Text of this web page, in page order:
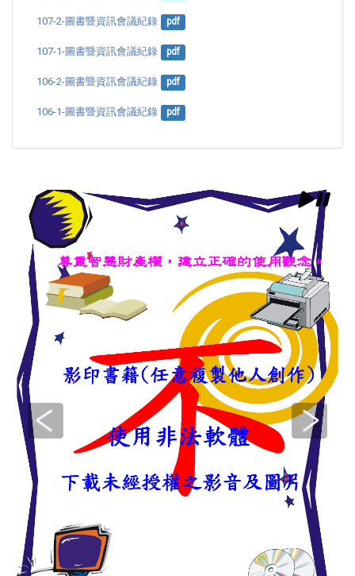
107-2-圖書暨資訊會議紀錄 pdf
107-1-圖書暨資訊會議紀錄 pdf
106-2-圖書暨資訊會議紀錄 pdf
106-1-圖書暨資訊會議紀錄 pdf